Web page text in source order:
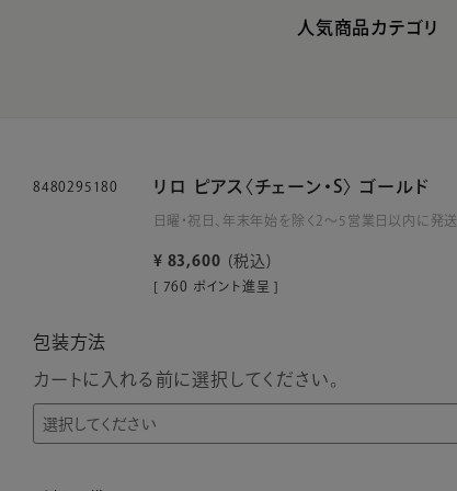
人気商品カテゴリ
8480295180 リロ ピアス〈チェーン・S〉 ゴールド
日曜・祝日、年末年始を除く2～5営業日以内に発送
¥ 83,600 税込
[ 760 ポイント進呈 ]
包装方法
カートに入れる前に選択してください。